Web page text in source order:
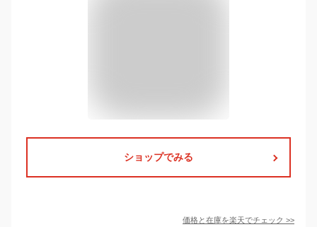
ショップでみる
価格と在庫を楽天でチェック >>